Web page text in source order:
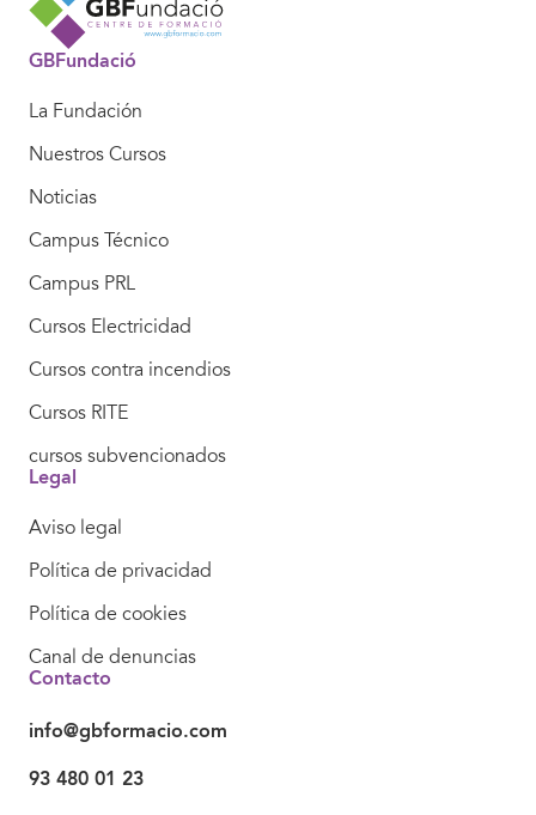
GBFundació
La Fundación
Nuestros Cursos
Noticias
Campus Técnico
Campus PRL
Cursos Electricidad
Cursos contra incendios
Cursos RITE
cursos subvencionados
Legal
Aviso legal
Política de privacidad
Política de cookies
Canal de denuncias
Contacto
info@gbformacio.com
93 480 01 23